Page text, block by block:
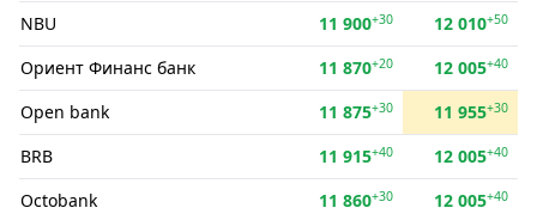
NBU
11 900+30 12 010+50
Ориент Финанс банк 11 870+20 12 005+40
Open bank 11 875+30 11 955+30
BRB 11 915+40 12 005+40
Octobank 11 860+30 12 005+40